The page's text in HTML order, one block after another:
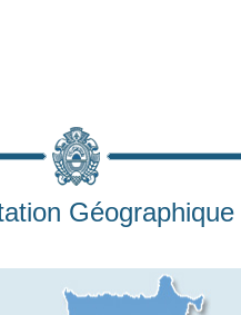
Géographique